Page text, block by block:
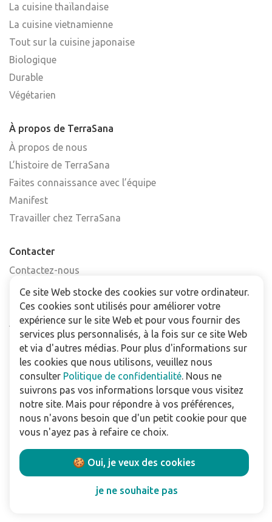
La cuisine thaïlandaise
La cuisine vietnamienne
Tout sur la cuisine japonaise
Biologique
Durable
Végétarien
À propos de TerraSana
À propos de nous
L’histoire de TerraSana
Faites connaissance avec l’équipe
Manifest
Travailler chez TerraSana
Contacter
Contactez-nous
Trouver un point de vente
FAQ
Abonnez-vous à la newsletter
Pour les professionnels
Téléchargements
Politique de confidentialité
Conditions Générales de Vente
Utilisation du site
Ce site Web stocke des cookies sur votre ordinateur.
Ces cookies sont utilisés pour améliorer votre
expérience sur le site Web et pour vous fournir des
services plus personnalisés, à la fois sur ce site Web
et via d'autres médias. Pour plus d'informations sur
les cookies que nous utilisons, veuillez nous
consulter Politique de confidentialité. Nous ne
suivrons pas vos informations lorsque vous visitez
notre site. Mais pour répondre à vos préférences,
nous n'avons besoin que d'un petit cookie pour que
vous n'ayez pas à refaire ce choix.
🍪 Oui, je veux des cookies
je ne souhaite pas